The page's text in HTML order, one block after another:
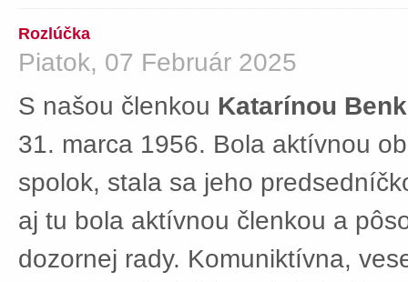
Rozlúčka
Piatok, 07 Február 2025
S našou členkou Katarínou
31. marca 1956. Bola aktívnou
spolok, stala sa jeho
aj tu bola aktívnou členkou a
dozornej rady. Komuniktívna,